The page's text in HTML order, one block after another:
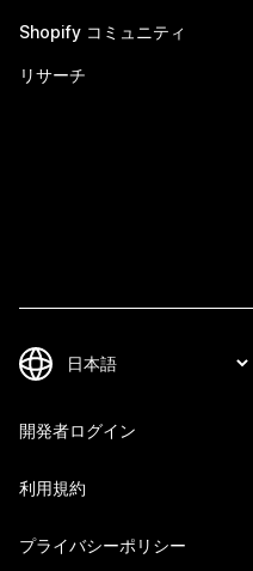
Shopify コミュニティ
リサーチ
開発者ログイン
利用規約
プライバシーポリシー